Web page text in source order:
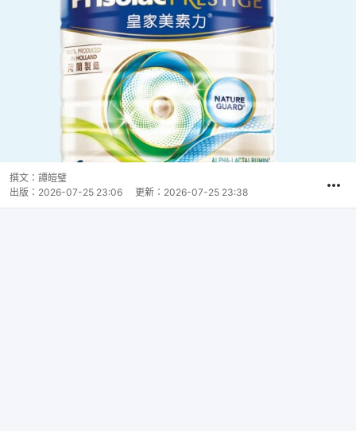
撰文： 譚皚璧
出版： 2026-07-25 23:06 更新： 2026-07-25 23:38